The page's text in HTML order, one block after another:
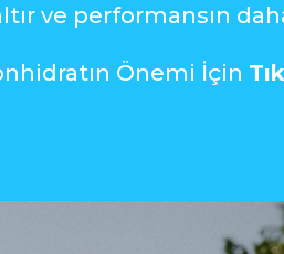
ve performansın
Önemi İçin